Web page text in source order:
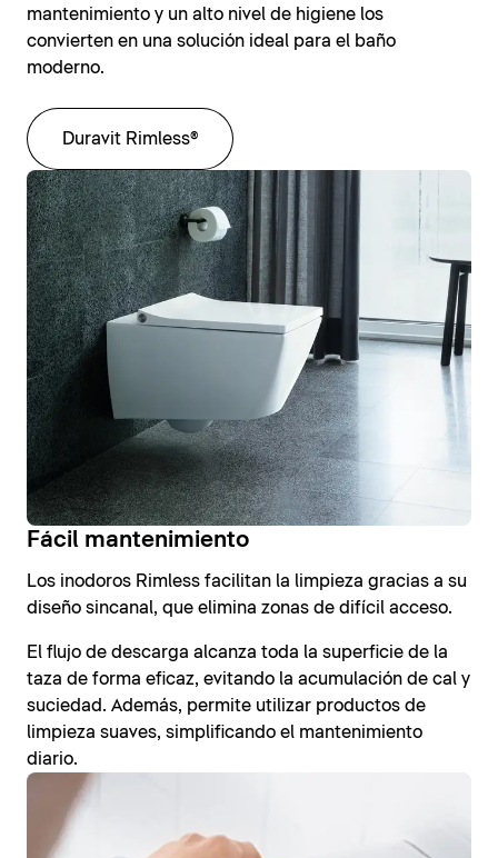
mantenimiento y un alto nivel de higiene los
convierten en una solución ideal para el baño
moderno.
Duravit Rimless®
Fácil mantenimiento
Los inodoros Rimless facilitan la limpieza gracias a su
diseño sincanal, que elimina zonas de difícil acceso.
El flujo de descarga alcanza toda la superficie de la
taza de forma eficaz, evitando la acumulación de cal y
suciedad. Además, permite utilizar productos de
limpieza suaves, simplificando el mantenimiento
diario.